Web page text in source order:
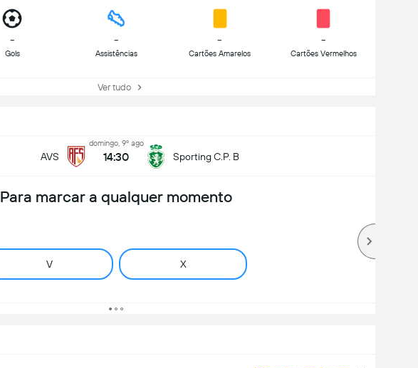
-
Gols
-
Assistências
-
Cartões Amarelos
-
Cartões Vermelhos
Ver tudo
AVS
domingo, 9º ago
14:30 Sporting C.P. B
Para marcar a qualquer momento
V X